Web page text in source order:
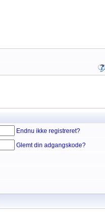
Endnu ikke registreret?
Glemt din adgangskode?